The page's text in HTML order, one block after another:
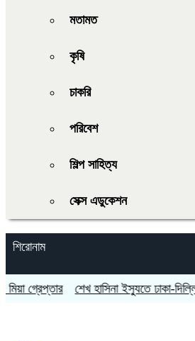
মতামত
কৃষি
চাকরি
পরিবেশ
শিল্প সাহিত্য
সেক্স এডুকেশন
শিরোনাম
শেখ হাসিনা ইস্যুতে ঢাকা-দিল্লি